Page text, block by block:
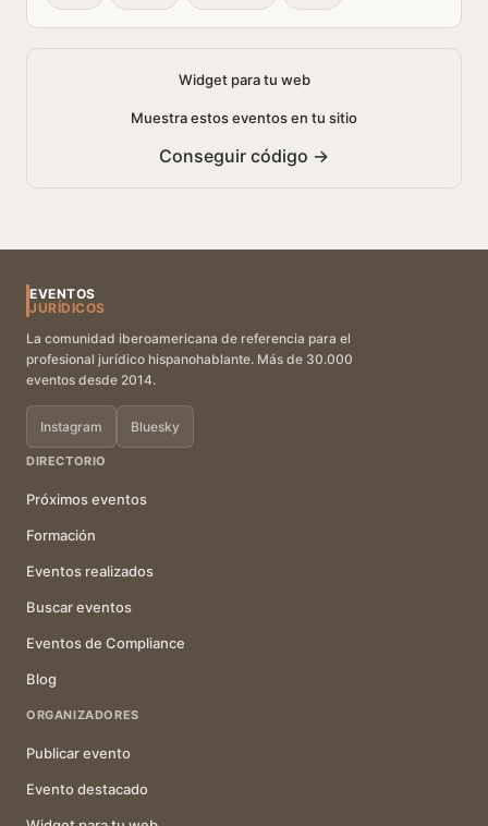
Widget para tu web
Muestra estos eventos en tu sitio
Conseguir código →
EVENTOS
JURÍDICOS
La comunidad iberoamericana de referencia para el
profesional jurídico hispanohablante. Más de 30.000
eventos desde 2014.
Instagram Bluesky
DIRECTORIO
Próximos eventos
Formación
Eventos realizados
Buscar eventos
Eventos de Compliance
Blog
ORGANIZADORES
Publicar evento
Evento destacado